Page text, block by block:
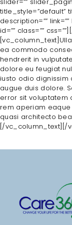
L
T
R
E
A
T
M
E
N
T
title_style=”default”
description=””
id=”” class=””
ea commodo
hendrerit in
dolore eu feugiat
iusto odio dignissim
augue duis dolore.
error sit voluptatem
rem aperiam
quasi architecto
[/vc_column_text][/